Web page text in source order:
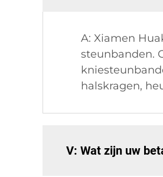
A: Xiamen
steunbanden.
halskragen,
V: Wat zijn uw